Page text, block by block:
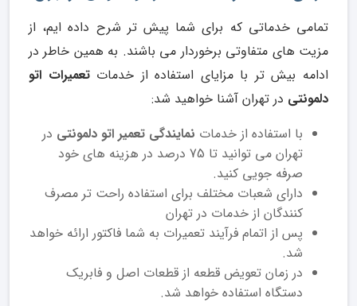
تمامی خدماتی که برای شما پیش تر شرح داده ایم، از
مزیت های متفاوتی برخوردار می باشند. به همین خاطر در
ادامه بیش تر با مزایای استفاده از خدماتتعمیرات اتو
دلمونتی در تهران آشنا خواهید شد:
با استفاده از خدمات نمایندگی تعمیر اتو دلمونتی در
تهران می توانید تا 75 درصد در هزینه های خود
صرفه جویی کنید.
دارای شعبات مختلف برای استفاده راحت تر مصرف
کنندگان از خدمات در تهران
پس از اتمام فرآیند تعمیرات به شما فاکتور ارائه خواهد
شد.
در زمان تعویض قطعه از قطعات اصل و فابریک
دستگاه استفاده خواهد شد.